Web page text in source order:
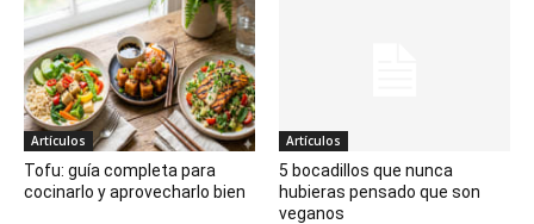
Artículos
Tofu: guía completa para
cocinarlo y aprovecharlo bien
Artículos
5 bocadillos que nunca
hubieras pensado que son
veganos